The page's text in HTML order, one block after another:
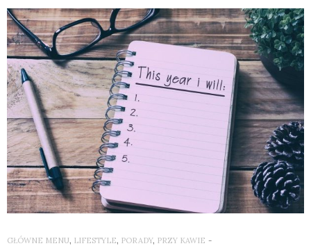
GŁÓWNE MENU LIFESTYLE PORADY, PRZY KAWIE -